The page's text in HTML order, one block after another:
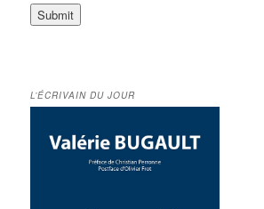
L’ÉCRIVAIN DU JOUR